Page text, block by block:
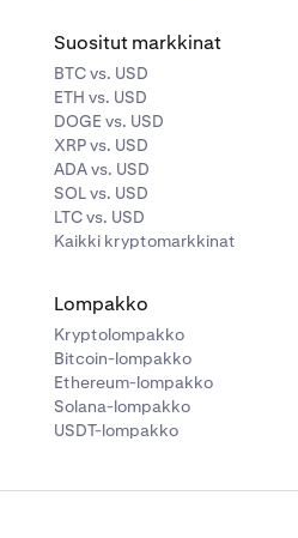
Suositut markkinat
BTC vs. USD
ETH vs. USD
DOGE vs. USD
XRP vs. USD
ADA vs. USD
SOL vs. USD
LTC vs. USD
Kaikki kryptomarkkinat
Lompakko
Kryptolompakko
Bitcoin-lompakko
Ethereum-lompakko
Solana-lompakko
USDT-lompakko